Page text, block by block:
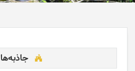
جاذبه‌ها